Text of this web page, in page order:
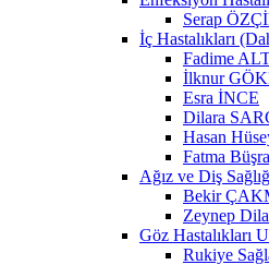
Serap
İç Hastalıkları
Fadime
İlknur
Esra İNCE
Dilara
Hasan
Fatma
Ağız ve Diş
Bekir
Zeynep
Göz Hastalıkları
Rukiye